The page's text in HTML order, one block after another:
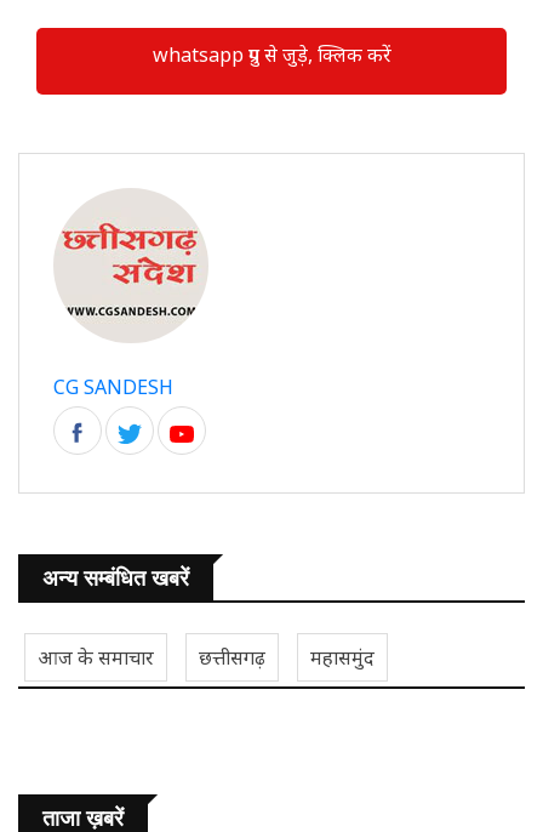
whatsapp ग्रुप से जुड़े, क्लिक करें
CG SANDESH
अन्य सम्बंधित खबरें
आज के समाचार छत्तीसगढ़ महासमुंद
ताजा ख़बरें